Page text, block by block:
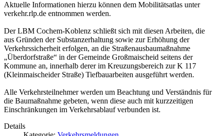
Aktuelle Informationen hierzu können dem Mobilitätsatlas unter
verkehr.rlp.de entnommen werden.
Der LBM Cochem-Koblenz schließt sich mit diesen Arbeiten, die
aus Gründen der Substanzerhaltung sowie zur Erhöhung der
Verkehrssicherheit erfolgen, an die Straßenausbaumaßnahme
„Überdorfstraße“ in der Gemeinde Großmaischeid seitens der
Kommune an, innerhalb derer im Kreuzungsbereich zur K 117
(Kleinmaischeider Straße) Tiefbauarbeiten ausgeführt werden.
Alle Verkehrsteilnehmer werden um Beachtung und Verständnis für
die Baumaßnahme gebeten, wenn diese auch mit kurzzeitigen
Einschränkungen im Verkehrsablauf verbunden ist.
Details